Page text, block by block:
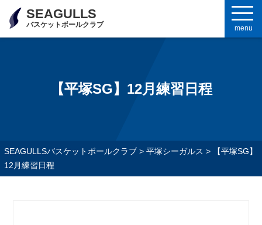
SEAGULLS
バスケットボールクラブ menu
【平塚SG】12月練習日程
SEAGULLSバスケットボールクラブ> 平塚シーガルス >
【平塚SG】
12月練習日程